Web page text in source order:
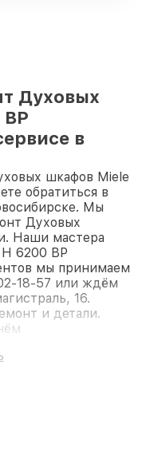
Духовых
в
шкафов Miele
обратиться в
Мы
Духовых
Наши мастера
6200 BP
мы принимаем
18-57 или ждём
16.
и детали.